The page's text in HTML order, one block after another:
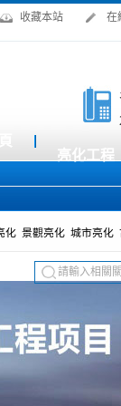
收藏本站 在
亮化工程